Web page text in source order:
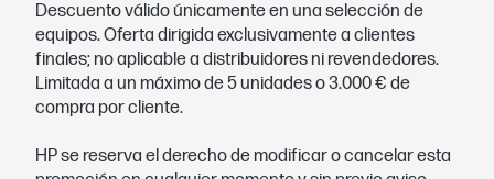
Descuento válido únicamente en una selección de
equipos. Oferta dirigida exclusivamente a clientes
finales; no aplicable a distribuidores ni revendedores.
Limitada a un máximo de 5 unidades o 3.000 € de
compra por cliente.
HP se reserva el derecho de modificar o cancelar esta